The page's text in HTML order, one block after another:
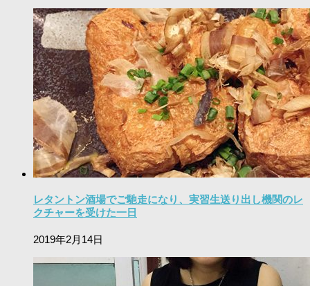
レタントン酒場でご馳走になり、実習生送り出し機関のレ
クチャーを受けた一日
2019年2月14日